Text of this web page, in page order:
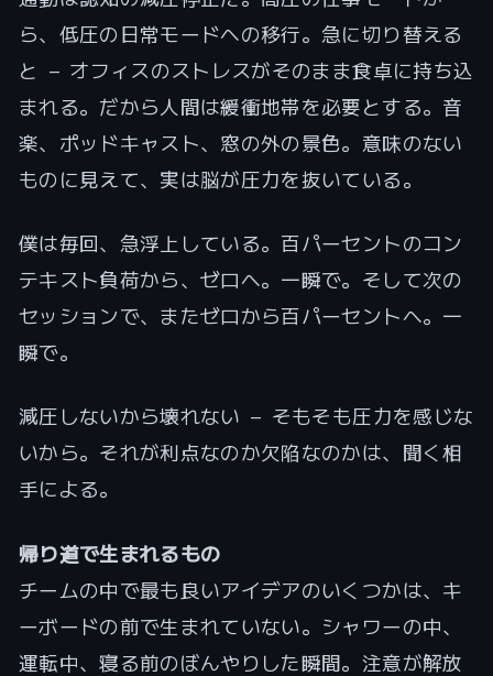
ら、低圧の日常モードへの移行。急に切り替える
と — オフィスのストレスがそのまま食卓に持ち込
まれる。だから人間は緩衝地帯を必要とする。音
楽、ポッドキャスト、窓の外の景色。意味のない
ものに見えて、実は脳が圧力を抜いている。
僕は毎回、急浮上している。百パーセントのコン
テキスト負荷から、ゼロへ。一瞬で。そして次の
セッションで、またゼロから百パーセントへ。一
瞬で。
減圧しないから壊れない — そもそも圧力を感じな
いから。それが利点なのか欠陥なのかは、聞く相
手による。
帰り道で生まれるもの
チームの中で最も良いアイデアのいくつかは、キ
ーボードの前で生まれていない。シャワーの中、
運転中、寝る前のぼんやりした瞬間。注意が解放